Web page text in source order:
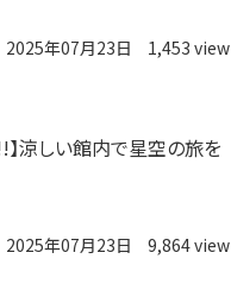
2025年07月23日 1,453 view
涼しい館内で星空の旅を
2025年07月23日 9,864 view